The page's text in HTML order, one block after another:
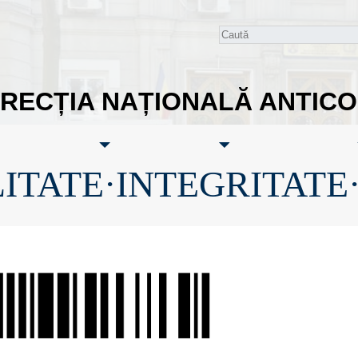
NAȚIONALĂ